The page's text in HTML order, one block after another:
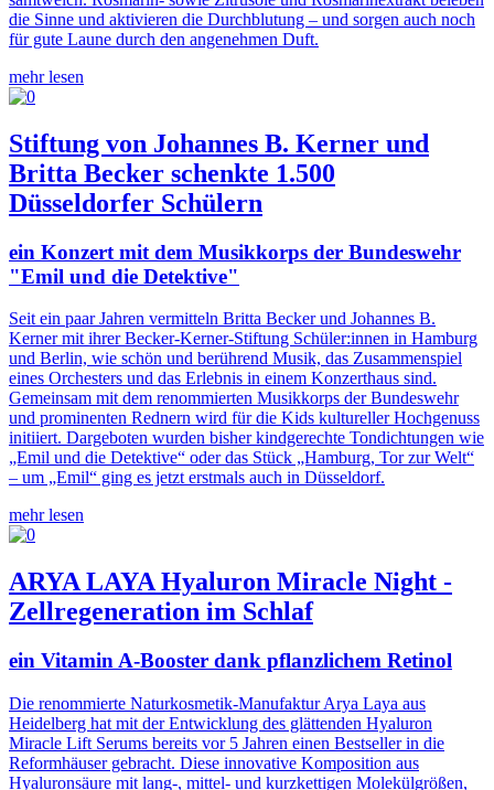
die Sinne und aktivieren die Durchblutung – und sorgen auch noch
für gute Laune durch den angenehmen Duft.
mehr lesen
Stiftung von Johannes B. Kerner und
Britta Becker schenkte 1.500
Düsseldorfer Schülern
ein Konzert mit dem Musikkorps der Bundeswehr
"Emil und die Detektive"
Seit ein paar Jahren vermitteln Britta Becker und Johannes B.
Kerner mit ihrer Becker-Kerner-Stiftung Schüler:innen in Hamburg
und Berlin, wie schön und berührend Musik, das Zusammenspiel
eines Orchesters und das Erlebnis in einem Konzerthaus sind.
Gemeinsam mit dem renommierten Musikkorps der Bundeswehr
und prominenten Rednern wird für die Kids kultureller Hochgenuss
initiiert. Dargeboten wurden bisher kindgerechte Tondichtungen wie
„Emil und die Detektive“ oder das Stück „Hamburg, Tor zur Welt“
– um „Emil“ ging es jetzt erstmals auch in Düsseldorf.
mehr lesen
ARYA LAYA Hyaluron Miracle Night -
Zellregeneration im Schlaf
ein Vitamin A-Booster dank pflanzlichem Retinol
Die renommierte Naturkosmetik-Manufaktur Arya Laya aus
Heidelberg hat mit der Entwicklung des glättenden Hyaluron
Miracle Lift Serums bereits vor 5 Jahren einen Bestseller in die
Reformhäuser gebracht. Diese innovative Komposition aus
Hyaluronsäure mit lang-, mittel- und kurzkettigen Molekülgrößen,